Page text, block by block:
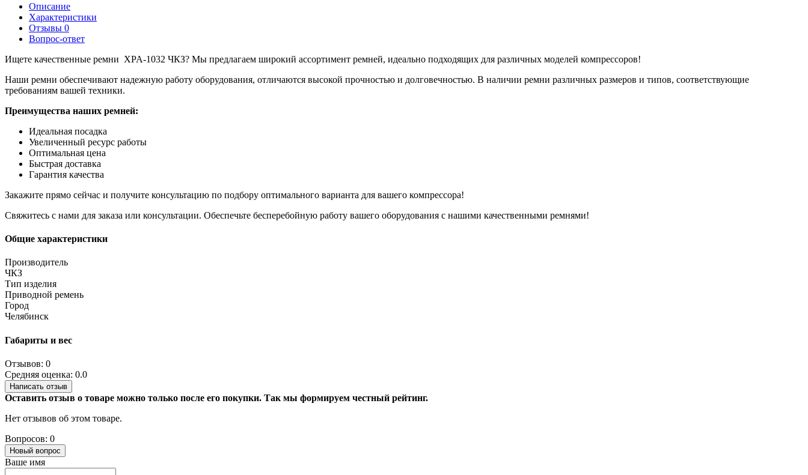
Описание
Характеристики
Отзывы 0
Вопрос-ответ
Ищете качественные ремни XPA-1032 ЧКЗ? Мы предлагаем широкий ассортимент ремней, идеально подходящих для различных моделей компрессоров!
Наши ремни обеспечивают надежную работу оборудования, отличаются высокой прочностью и долговечностью. В наличии ремни различных размеров и типов, соответствующие
требованиям вашей техники.
Преимущества наших ремней:
Идеальная посадка
Увеличенный ресурс работы
Оптимальная цена
Быстрая доставка
Гарантия качества
Закажите прямо сейчас и получите консультацию по подбору оптимального варианта для вашего компрессора!
Свяжитесь с нами для заказа или консультации. Обеспечьте бесперебойную работу вашего оборудования с нашими качественными ремнями!
Общие характеристики
Производитель
ЧКЗ
Тип изделия
Приводной ремень
Город
Челябинск
Габариты и вес
Отзывов: 0
Средняя оценка: 0.0
Написать отзыв
Оставить отзыв о товаре можно только после его покупки. Так мы формируем честный рейтинг.
Нет отзывов об этом товаре.
Вопросов: 0
Новый вопрос
Ваше имя